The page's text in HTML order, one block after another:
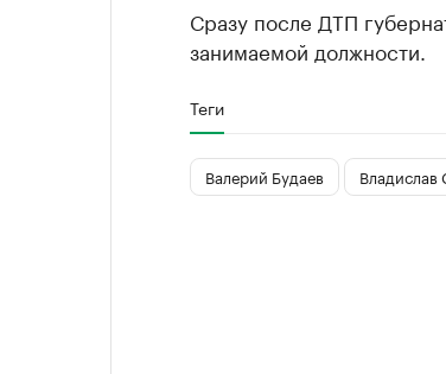
Сразу после ДТП
занимаемой должности.
Теги
Валерий Будаев